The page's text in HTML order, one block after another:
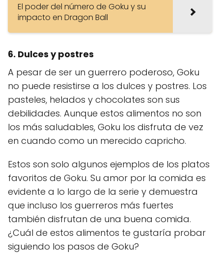
El poder del número de Goku y su
impacto en Dragon Ball
6. Dulces y postres
A pesar de ser un guerrero poderoso, Goku
no puede resistirse a los dulces y postres. Los
pasteles, helados y chocolates son sus
debilidades. Aunque estos alimentos no son
los más saludables, Goku los disfruta de vez
en cuando como un merecido capricho.
Estos son solo algunos ejemplos de los platos
favoritos de Goku. Su amor por la comida es
evidente a lo largo de la serie y demuestra
que incluso los guerreros más fuertes
también disfrutan de una buena comida.
¿Cuál de estos alimentos te gustaría probar
siguiendo los pasos de Goku?